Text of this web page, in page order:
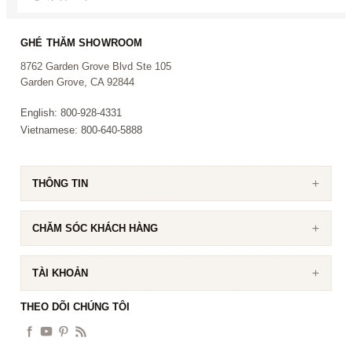
Hệ Thống Massage Túi Khí
thân, bao phủ các khu vực vai, tay, eo, mông, bắp chân…
giúp tạo áp lực đều đặn, tăng hiệu quả thư giãn và lưu
GHÉ THĂM SHOWROOM
8762 Garden Grove Blvd Ste 105
Garden Grove, CA 92844
English: 800-928-4331
Vietnamese: 800-640-5888
THÔNG TIN
CHĂM SÓC KHÁCH HÀNG
TÀI KHOẢN
THEO DÕI CHÚNG TÔI